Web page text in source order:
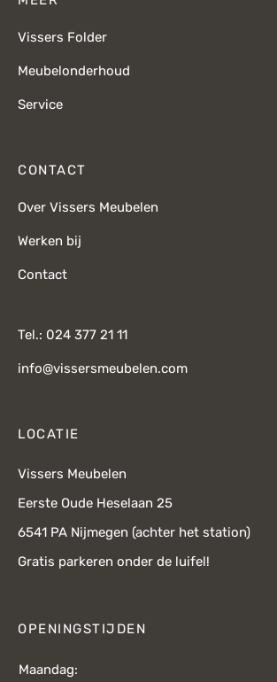
Vissers Folder
Meubelonderhoud
Service
CONTACT
Over Vissers Meubelen
Werken bij
Contact
Tel.: 024 377 21 11
info@vissersmeubelen.com
LOCATIE
Vissers Meubelen
Eerste Oude Heselaan 25
6541 PA Nijmegen (achter het station)
Gratis parkeren onder de luifel!
OPENINGSTIJDEN
Maandag: